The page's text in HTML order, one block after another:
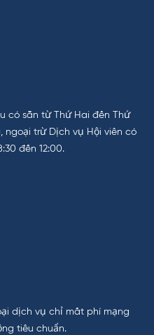
có sẵn từ Thứ Hai đến Thứ
ngoại trừ Dịch vụ Hội viên có
đến 12:00.
dịch vụ chỉ mất phí mạng
tiêu chuẩn.